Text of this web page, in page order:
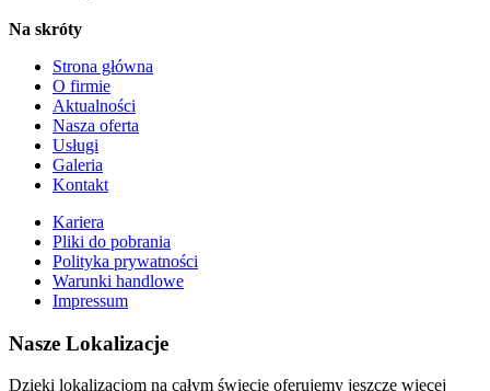
Na skróty
Strona główna
O firmie
Aktualności
Nasza oferta
Usługi
Galeria
Kontakt
Kariera
Pliki do pobrania
Polityka prywatności
Warunki handlowe
Impressum
Nasze Lokalizacje
Dzięki lokalizacjom na całym świecie oferujemy jeszcze więcej